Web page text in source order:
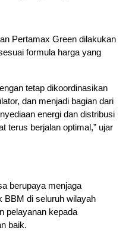
Pertamax Green dilakukan
formula harga yang
tetap dikoordinasikan
dan menjadi bagian dari
energi dan distribusi
terus berjalan optimal,” ujar
berupaya menjaga
BBM di seluruh wilayah
pelayanan kepada
baik.